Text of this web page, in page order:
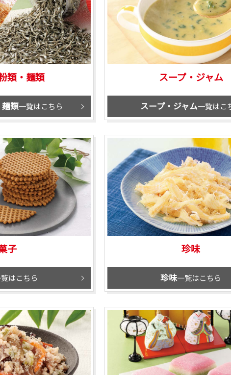
類・麺類
麺類一覧はこちら
スープ・ジャム
スープ・ジャム一覧はこ
子
はこちら
珍味
珍味一覧はこちら